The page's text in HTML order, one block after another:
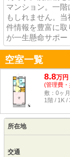
マンション。一
もしれません。
件情報を豊富に取
が一生懸命サポー
空室一覧
8.8万円
(管理費
敷：0ヶ
1階 / 1K /
所在地
交通